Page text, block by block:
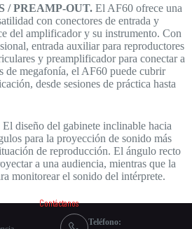
/ PREAMP-OUT. El AF60 ofrece una
con conectores de entrada y
del amplificador y su instrumento. Con
entrada auxiliar para reproductores
y preamplificador para conectar a
de megafonía, el AF60 puede cubrir
desde sesiones de práctica hasta
El diseño del gabinete inclinable hacia
para la proyección de sonido más
de reproducción. El ángulo recto
a una audiencia, mientras que la
monitorear el sonido del intérprete.
Contáctanos
Teléfono: